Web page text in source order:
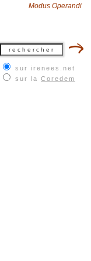
Modus Operandi
sur irenees.net
sur la Coredem